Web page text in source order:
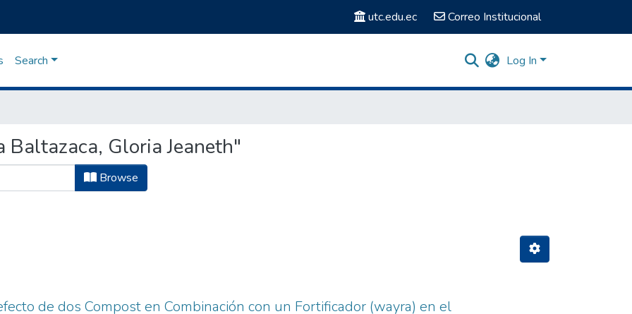
utc.edu.ec Correo Institucional
Search Log In
Gloria Jeaneth"
Browse
de dos Compost en Combinación con un Fortificador (wayra) en el